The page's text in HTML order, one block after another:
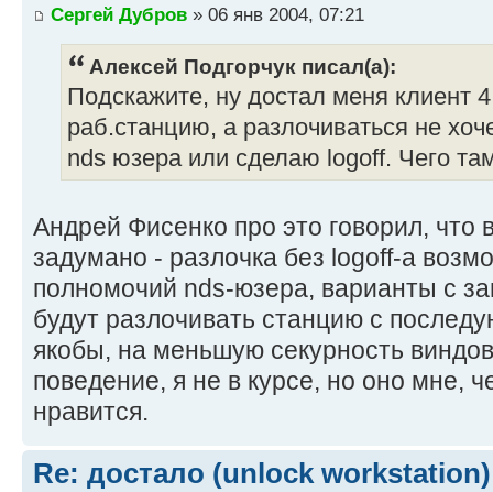
Сергей Дубров » 06 янв 2004, 07:21
Алексей Подгорчук писал(а):
Подскажите, ну достал меня клиент
раб.станцию, а разлочиваться не
nds юзера или сделаю logoff. Чего
Андрей Фисенко про это говорил, что
задумано - разлочка без logoff-а
полномочий nds-юзера, варианты с
будут разлочивать станцию с
якобы, на меньшую секурность
поведение, я не в курсе, но оно мне,
нравится.
Re: достало (unlock workstation)